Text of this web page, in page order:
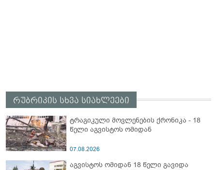
რუბრიკის სხვა სიახლეები
ტრაგიკული მოვლენების ქრონიკა - 18
წელი აგვისტოს ომიდან
07.08.2026
აგვისტოს ომიდან 18 წელი გავიდა